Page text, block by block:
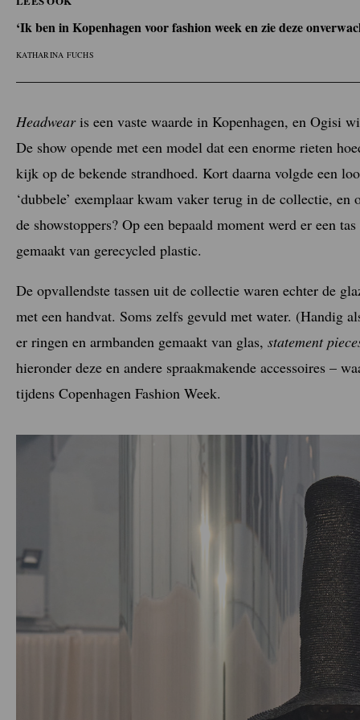
‘Ik ben in Kopenhagen voor fashion week en zie deze
KATHARINA FUCHS
Headwearis een vaste waarde in Kopenhagen, en Ogisi
De show opende met een model dat een enorme rieten
kijk op de bekende strandhoed. Kort daarna volgde een
‘dubbele’ exemplaar kwam vaker terug in de collectie,
de showstoppers? Op een bepaald moment werd er een
gemaakt van gerecycled plastic.
De opvallendste tassen uit de collectie waren echter de
met een handvat. Soms zelfs gevuld met water. (Handig
er ringen en armbanden gemaakt van glas, statement
hieronder deze en andere spraakmakende accessoires –
tijdens Copenhagen Fashion Week.